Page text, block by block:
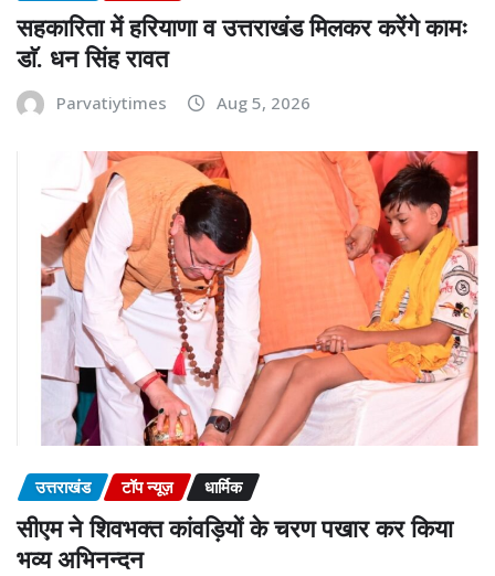
सहकारिता में हरियाणा व उत्तराखंड मिलकर करेंगे कामः
डाॅ. धन सिंह रावत
Parvatiytimes Aug 5, 2026
उत्तराखंड टॉप न्यूज़ धार्मिक
सीएम ने शिवभक्त कांवड़ियों के चरण पखार कर किया
भव्य अभिनन्दन